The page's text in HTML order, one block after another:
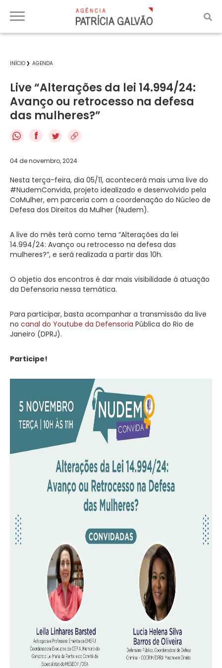
INÍCIO AGENDA
Live “Alterações da lei 14.994/24:
Avanço ou retrocesso na defesa
das mulheres?”
f
04 de novembro, 2024
Nesta terça-feira, dia 05/11, acontecerá mais uma live do
#NudemConvida, projeto idealizado e desenvolvido pela
CoMulher, em parceria com a coordenação do Núcleo de
Defesa dos Direitos da Mulher (Nudem).
A live do mês terá como tema “Alterações da lei
14.994/24: Avanço ou retrocesso na defesa das
mulheres?”, e será realizada a partir das 10h.
O objetio dos encontros é dar mais visibilidade à atuação
da Defensoria nessa temática.
Para participar, basta acompanhar a transmissão da live
no canal do Youtube da Defensoria Pública do Rio de
Janeiro (DPRJ).
Participe!